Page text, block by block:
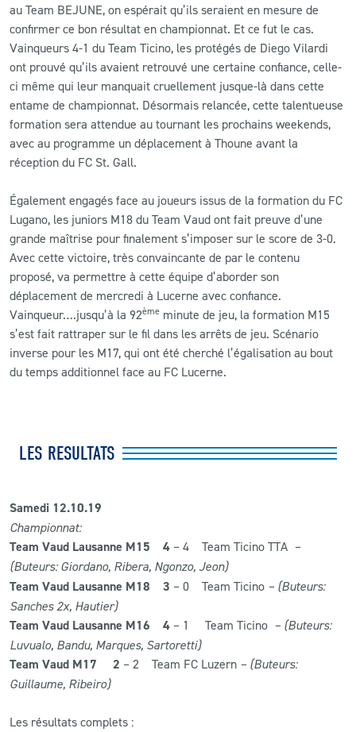
MATCH DES CELEBRITES
PRESSE ET MEDIAS
au Team BEJUNE, on espérait qu’ils seraient en mesure de
confirmer ce bon résultat en championnat. Et ce fut le cas.
Vainqueurs 4-1 du Team Ticino, les protégés de Diego Vilardi
ont prouvé qu’ils avaient retrouvé une certaine confiance, celle-
ci même qui leur manquait cruellement jusque-là dans cette
entame de championnat. Désormais relancée, cette talentueuse
formation sera attendue au tournant les prochains weekends,
avec au programme un déplacement à Thoune avant la
réception du FC St. Gall.
Également engagés face au joueurs issus de la formation du FC
Lugano, les juniors M18 du Team Vaud ont fait preuve d’une
grande maîtrise pour finalement s’imposer sur le score de 3-0.
Avec cette victoire, très convaincante de par le contenu
proposé, va permettre à cette équipe d’aborder son
déplacement de mercredi à Lucerne avec confiance.
Vainqueur….jusqu’à la 92ème minute de jeu, la formation M15
s’est fait rattraper sur le fil dans les arrêts de jeu. Scénario
inverse pour les M17, qui ont été cherché l’égalisation au bout
du temps additionnel face au FC Lucerne.
LES RESULTATS
Samedi 12.10.19
Championnat:
Team Vaud Lausanne M15 4 – 4 Team Ticino TTA –
(Buteurs: Giordano, Ribera, Ngonzo, Jeon)
Team Vaud Lausanne M18 3 – 0 Team Ticino – (Buteurs:
Sanches 2x, Hautier)
Team Vaud Lausanne M16 4 – 1 Team Ticino – (Buteurs:
Luvualo, Bandu, Marques, Sartoretti)
Team Vaud M17 2 – 2 Team FC Luzern – (Buteurs:
Guillaume, Ribeiro)
Les résultats complets :